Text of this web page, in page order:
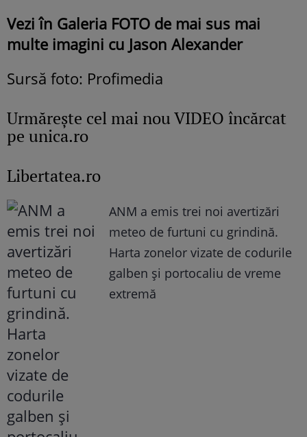
Vezi în Galeria FOTO de mai sus mai
multe imagini cu Jason Alexander
Sursă foto: Profimedia
Urmăreşte cel mai nou VIDEO încărcat
pe unica.ro
Libertatea.ro
ANM a emis trei noi avertizări
meteo de furtuni cu grindină.
Harta zonelor vizate de codurile
galben și portocaliu de vreme
extremă